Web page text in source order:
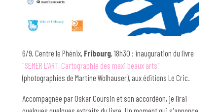
6/9, Centre le Phénix, Fribourg, 18h30 : inauguration du livre
"SEMER L'ART, Cartographie des maxi beaux arts"
(photographies de Martine Wolhauser), aux éditions Le Cric.
Accompagnée par Oskar Coursin et son accordéon, je lirai